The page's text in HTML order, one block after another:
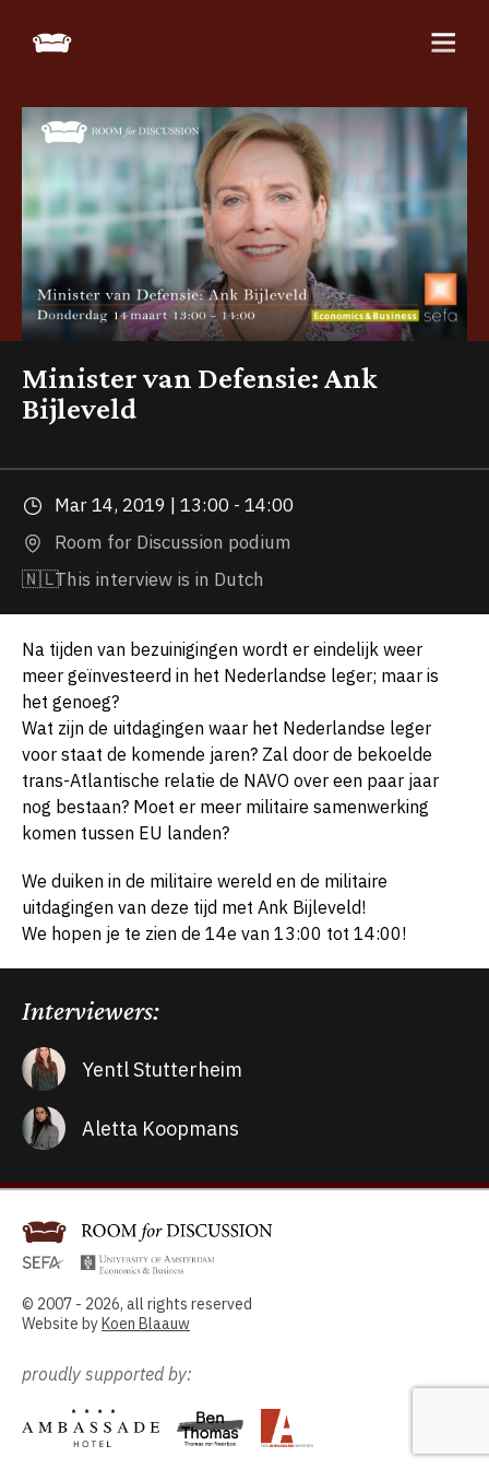
Minister van Defensie: Ank
Bijleveld
Mar 14, 2019 | 13:00 - 14:00
Room for Discussion podium
🇳🇱This interview is in Dutch
Na tijden van bezuinigingen wordt er eindelijk weer
meer geïnvesteerd in het Nederlandse leger; maar is
het genoeg?
Wat zijn de uitdagingen waar het Nederlandse leger
voor staat de komende jaren? Zal door de bekoelde
trans-Atlantische relatie de NAVO over een paar jaar
nog bestaan? Moet er meer militaire samenwerking
komen tussen EU landen?
We duiken in de militaire wereld en de militaire
uitdagingen van deze tijd met Ank Bijleveld!
We hopen je te zien de 14e van 13:00 tot 14:00!
Interviewers:
Yentl Stutterheim
Aletta Koopmans
© 2007 - 2026, all rights reserved
Website byKoen Blaauw
proudly supported by: